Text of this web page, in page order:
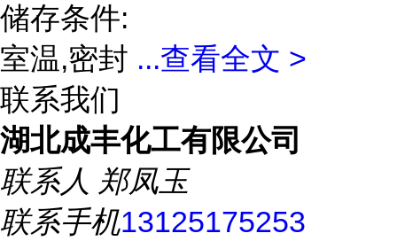
储存条件:
室温,密封 ...查看全文 >
联系我们
湖北成丰化工有限公司
联系人 郑凤玉
联系手机13125175253